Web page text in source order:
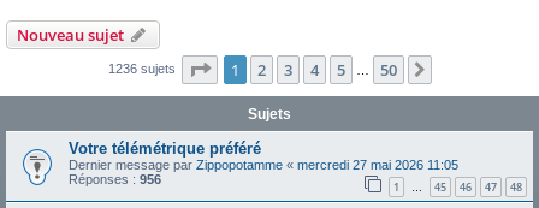
Nouveau sujet
1236 sujets Page 1sur50
1 2 3 4 5 50
Sujets
Votre télémétrique préféré
Dernier message par Zippopotamme « mercredi 27 mai 2026 11:05
Réponses : 956 1 … 45 46 47 48